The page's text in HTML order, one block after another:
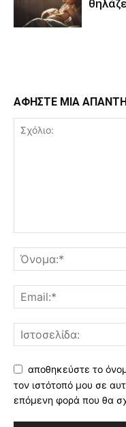
ΑΦΗΣΤΕ ΜΙΑ
αποθηκεύστε το
τον ιστότοπό μου σε
επόμενη φορά που θα